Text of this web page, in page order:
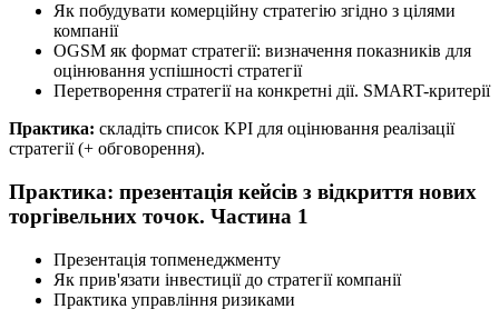
Як побудувати комерційну стратегію згідно з цілями
компанії
OGSM як формат стратегії: визначення показників для
оцінювання успішності стратегії
Перетворення стратегії на конкретні дії. SMART-критерії
Практика: складіть список KPI для оцінювання реалізації
стратегії (+ обговорення).
Практика: презентація кейсів з відкриття нових
торгівельних точок. Частина 1
Презентація топменеджменту
Як прив'язати інвестиції до стратегії компанії
Практика управління ризиками